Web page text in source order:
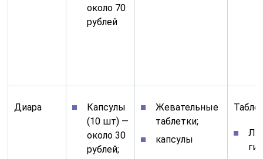
около 70
рублей
Диара
Капсулы
(10 шт) —
около 30
рублей;
Жевательные
таблетки;
капсулы